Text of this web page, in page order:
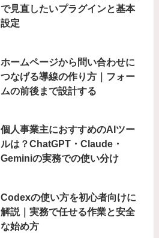
で見直したいプラグインと基本
設定
ホームページから問い合わせに
つなげる導線の作り方｜フォー
ムの前後まで設計する
個人事業主におすすめのAIツー
ルは？ChatGPT・Claude・
Geminiの実務での使い分け
Codexの使い方を初心者向けに
解説｜実務で任せる作業と安全
な始め方